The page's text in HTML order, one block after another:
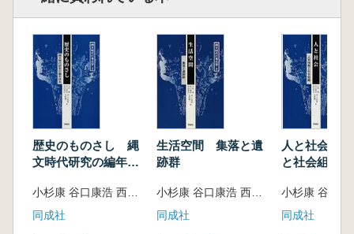
4 施文具・施文法
押型文〔矢野健一〕/
竹管文―縄文土器文様施文論―〔小杉
康〕/
貝殻文〔松浦史浩〕
5 道具としての土器
土器の使用方法と器種組成〔阿部芳郎〕/
土器のサイズ・容量〔黒岩隆〕/
縄文深鍋による調理方法―〔小林正史〕
6 型式と集団関係
歴史のものさし 縄
文時代研究の編年体
小杉康 谷口康浩 西田泰民 水ノ江和同 矢野健一編
同成社
生活空間 集落と遺
跡群
小杉康 谷口康浩 西田泰民 水ノ江和同 矢野健一編
同成社
人と社会 人
と社会組織
同成社